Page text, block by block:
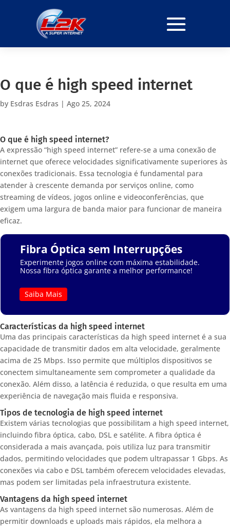
O que é high speed internet
by Esdras Esdras | Ago 25, 2024
O que é high speed internet?
A expressão “high speed internet” refere-se a uma conexão de
internet que oferece velocidades significativamente superiores às
conexões tradicionais. Essa tecnologia é fundamental para
atender à crescente demanda por serviços online, como
streaming de vídeos, jogos online e videoconferências, que
exigem uma largura de banda maior para funcionar de maneira
eficaz.
Fibra Óptica sem Interrupções
Experimente jogos online com máxima estabilidade.
Nossa fibra óptica garante a melhor performance!
Saiba Mais
Características da high speed internet
Uma das principais características da high speed internet é a sua
capacidade de transmitir dados em alta velocidade, geralmente
acima de 25 Mbps. Isso permite que múltiplos dispositivos se
conectem simultaneamente sem comprometer a qualidade da
conexão. Além disso, a latência é reduzida, o que resulta em uma
experiência de navegação mais fluida e responsiva.
Tipos de tecnologia de high speed internet
Existem várias tecnologias que possibilitam a high speed internet,
incluindo fibra óptica, cabo, DSL e satélite. A fibra óptica é
considerada a mais avançada, pois utiliza luz para transmitir
dados, permitindo velocidades que podem ultrapassar 1 Gbps. As
conexões via cabo e DSL também oferecem velocidades elevadas,
mas podem ser limitadas pela infraestrutura existente.
Vantagens da high speed internet
As vantagens da high speed internet são numerosas. Além de
permitir downloads e uploads mais rápidos, ela melhora a